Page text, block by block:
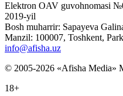
Elektron OAV guvohnomasi
2019-yil
Bosh muharrir: Sapayeva
Manzil: 100007, Toshkent,
info@afisha.uz
© 2005-2026 «Afisha Media»
18+